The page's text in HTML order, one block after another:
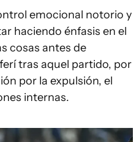
emocional notorio y
haciendo énfasis en el
cosas antes de
tras aquel partido, por
por la expulsión, el
internas.